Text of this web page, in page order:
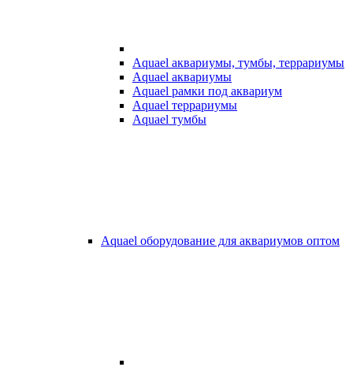
Aquael аквариумы, тумбы, террариумы
Aquael аквариумы
Aquael рамки под аквариум
Aquael террариумы
Aquael тумбы
Aquael оборудование для аквариумов оптом